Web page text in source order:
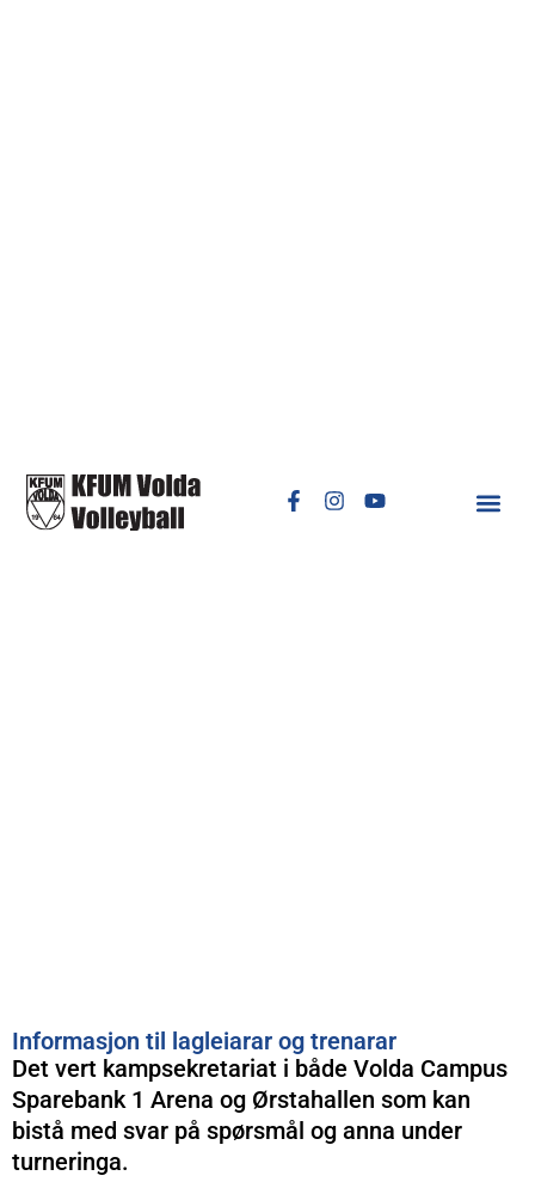
Informasjon til lagleiarar og trenarar
Det vert kampsekretariat i både Volda Campus
Sparebank 1 Arena og Ørstahallen som kan
bistå med svar på spørsmål og anna under
turneringa.